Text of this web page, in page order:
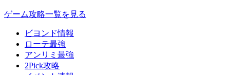
ゲーム攻略一覧を見る
ビヨンド情報
ローテ最強
アンリミ最強
2Pick攻略